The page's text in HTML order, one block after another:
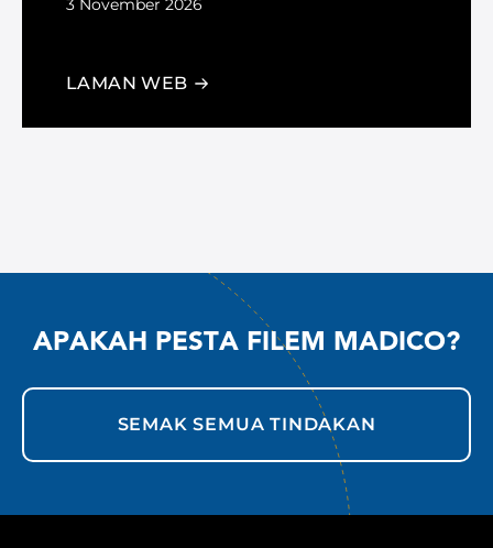
3 November 2026
LAMAN WEB
APAKAH PESTA FILEM MADICO?
SEMAK SEMUA TINDAKAN